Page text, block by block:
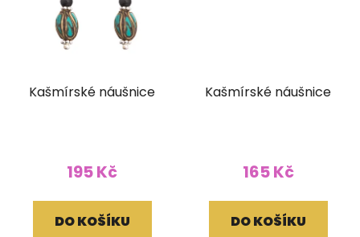
Kašmírské náušnice
195 Kč
DO KOŠÍKU
Kašmírské náušnice
165 Kč
DO KOŠÍKU